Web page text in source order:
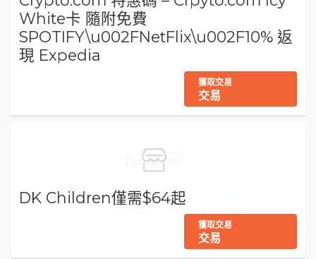
White卡 隨附免費
SPOTIFY\u002FNetFlix\u002F10% 返
現 Expedia
獲取交易
交易
DK Children僅需$64起
獲取交易
交易